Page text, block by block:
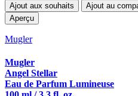
Ajout aux souhaits
Ajout au
Aperçu
Mugler
Mugler
Angel Stellar
Eau de Parfum Lumineuse